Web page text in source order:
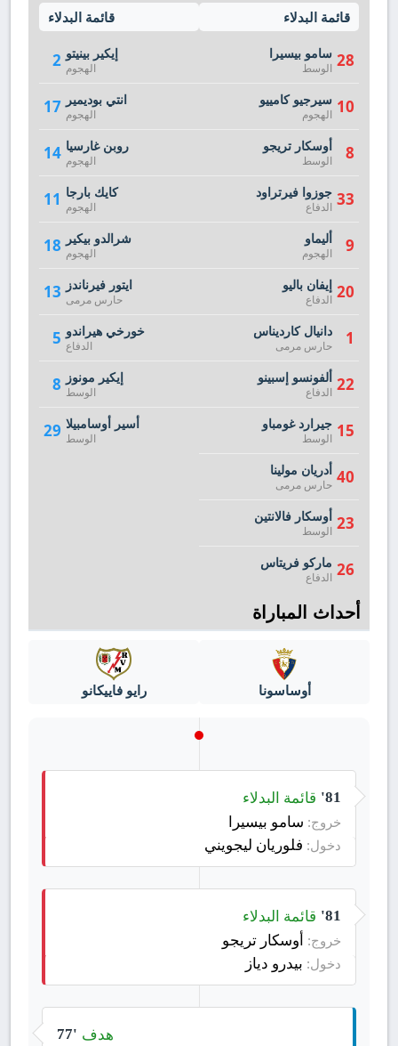
قائمة البدلاء
2 إيكير بينيتو
الهجوم
17 انتي بوديمير
الهجوم
14 روبن غارسيا
الهجوم
11 كايك بارجا
الهجوم
18 شرالدو بيكير
الهجوم
13 ايتور فيرناندز
حارس مرمى
5 خورخي هيراندو
الدفاع
8 إيكير مونوز
الوسط
29 أسير أوسامبيلا
الوسط
قائمة البدلاء
28 سامو بيسيرا
الوسط
10 سيرجيو كامييو
الهجوم
8 أوسكار تريجو
الوسط
33 جوزوا فيرتراود
الدفاع
9 أليماو
الهجوم
20 إيفان باليو
الدفاع
1 دانيال كارديناس
حارس مرمى
22 ألفونسو إسبينو
الدفاع
15 جيرارد غومباو
الوسط
40 أدريان مولينا
حارس مرمى
23 أوسكار فالانتين
الوسط
26 ماركو فريتاس
الدفاع
أحداث المباراة
أوساسونا رايو فاييكانو
81' قائمة البدلاء
خروج: سامو بيسيرا
دخول: فلوريان ليجويني
81' قائمة البدلاء
خروج: أوسكار تريجو
دخول: بيدرو دياز
77' هدف